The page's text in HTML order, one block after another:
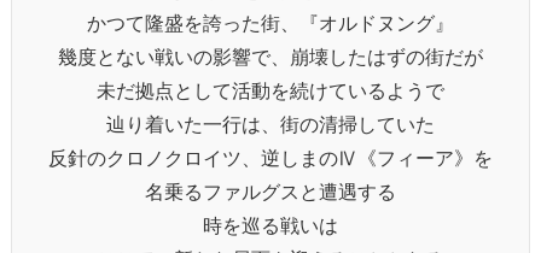
かつて隆盛を誇った街、『オルドヌング』
幾度とない戦いの影響で、崩壊したはずの街だが
未だ拠点として活動を続けているようで
辿り着いた一行は、街の清掃していた
反針のクロノクロイツ、逆しまのⅣ《フィーア》を
名乗るファルグスと遭遇する
時を巡る戦いは